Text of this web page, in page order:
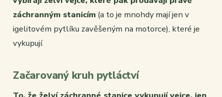
záchranným stanicím (a to je mnohdy mají jen v
igelitovém pytlíku zavěšeným na motorce), které je
vykupují.
Začarovaný kruh pytláctví